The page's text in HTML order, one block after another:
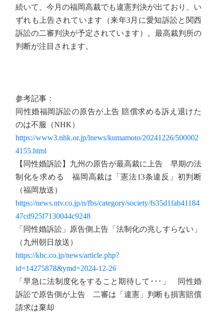
続いて、今月の福岡高裁でも違憲判決が出ており、い
ずれも上告されています（来年3月に愛知訴訟と関西
訴訟の二審判決が予定されています）。最高裁判所の
判断が注目されます。
参考記事：
同性婚福岡訴訟の原告が上告 賠償求める訴え退けた
のは不服（NHK）
https://www3.nhk.or.jp/lnews/kumamoto/20241226/500002
4155.html
【同性婚訴訟】九州の原告が最高裁に上告 早期の法
制化を求める 福岡高裁は「憲法13条違反」初判断
（福岡放送）
https://news.ntv.co.jp/n/fbs/category/society/fs35d1fab41184
47cd925f7130044c9248
「同性婚訴訟」原告側上告「法制化の兆しすらない」
（九州朝日放送）
https://kbc.co.jp/news/article.php?
id=14275878&ymd=2024-12-26
「早急に法制度化をすること期待して･･･」 同性婚
訴訟で原告側が上告 二審は「違憲」判断も損害賠償
請求は棄却